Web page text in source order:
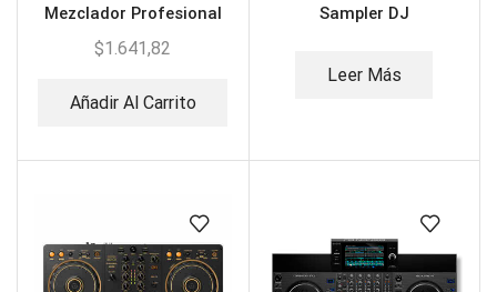
Mezclador Profesional
para DJ
$1.641,82
Añadir Al Carrito
Sampler DJ
Leer Más